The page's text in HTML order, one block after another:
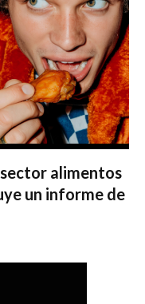
alimentos
un informe de